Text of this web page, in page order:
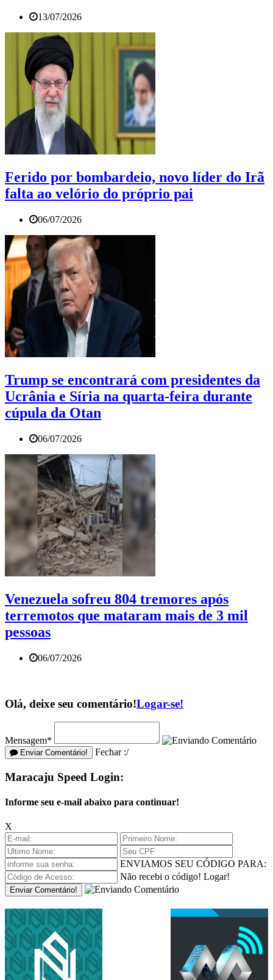
13/07/2026
Ferido por bombardeio, novo líder do Irã
falta ao velório do próprio pai
06/07/2026
Trump se encontrará com presidentes da
Ucrânia e Síria na quarta-feira durante
cúpula da Otan
06/07/2026
Venezuela sofreu 804 tremores após
terremotos que mataram mais de 3 mil
pessoas
06/07/2026
Olá, deixe seu comentário!Logar-se!
Mensagem*
Enviar Comentário! Fechar :/
Maracaju Speed Login:
Informe seu e-mail abaixo para continuar!
X
ENVIAMOS SEU CÓDIGO PARA:
Não recebi o código! Logar!
Enviar Comentário!